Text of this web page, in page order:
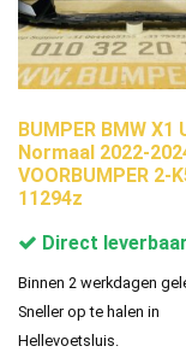
BUMPER BMW X1
Normaal 2022-
VOORBUMPER 2-
11294z
Direct leverbaar
Binnen 2 werkdagen
Sneller op te halen in
Hellevoetsluis.